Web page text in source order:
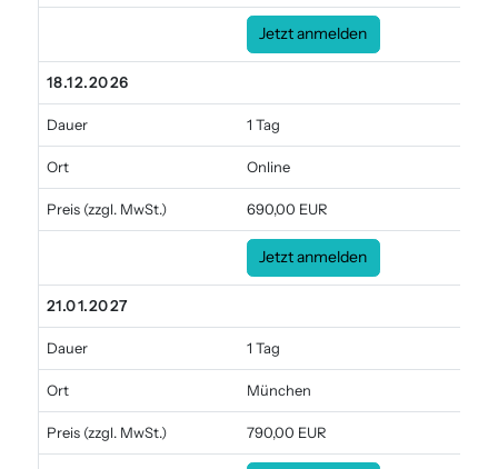
Jetzt anmelden
18.12.2026
Dauer 1 Tag
Ort Online
Preis (zzgl. MwSt.) 690,00 EUR
Jetzt anmelden
21.01.2027
Dauer 1 Tag
Ort München
Preis (zzgl. MwSt.) 790,00 EUR